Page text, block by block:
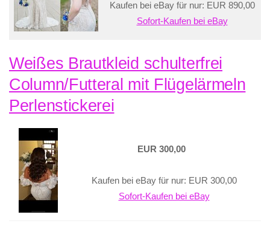
Kaufen bei eBay für nur: EUR 890,00
Sofort-Kaufen bei eBay
Weißes Brautkleid schulterfrei
Column/Futteral mit Flügelärmeln
Perlenstickerei
EUR 300,00
Kaufen bei eBay für nur: EUR 300,00
Sofort-Kaufen bei eBay